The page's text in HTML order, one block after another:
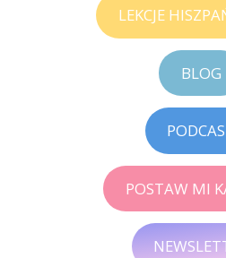
LEKCJE
BLOG
POSTAW MI